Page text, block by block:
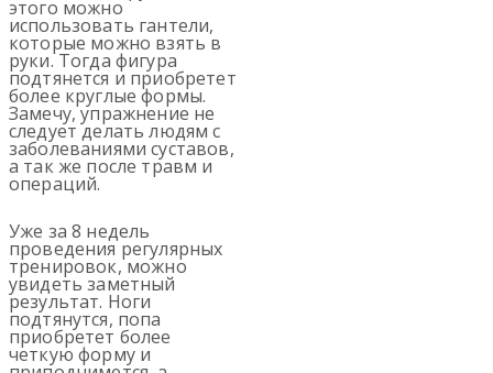
этого можно
использовать гантели,
которые можно взять в
руки. Тогда фигура
подтянется и приобретет
более круглые формы.
Замечу, упражнение не
следует делать людям с
заболеваниями суставов,
а так же после травм и
операций.
Уже за 8 недель
проведения регулярных
тренировок, можно
увидеть заметный
результат. Ноги
подтянутся, попа
приобретет более
четкую форму и